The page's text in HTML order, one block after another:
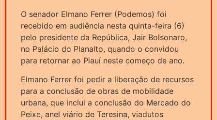
O senador Elmano Ferrer (Podemos) foi
recebido em audiência nesta quinta-feira (6)
pelo presidente da República, Jair Bolsonaro,
no Palácio do Planalto, quando o convidou
para retornar ao Piauí neste começo de ano.
Elmano Ferrer foi pedir a liberação de recursos
para a conclusão de obras de mobilidade
urbana, que inclui a conclusão do Mercado do
Peixe, anel viário de Teresina, viadutos